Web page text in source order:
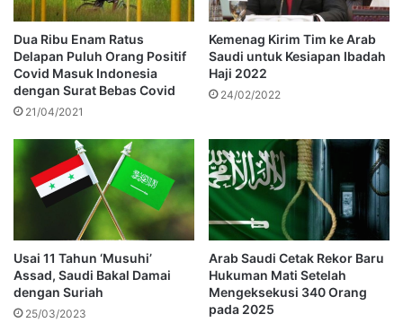
Dua Ribu Enam Ratus
Delapan Puluh Orang Positif
Covid Masuk Indonesia
dengan Surat Bebas Covid
21/04/2021
Kemenag Kirim Tim ke Arab
Saudi untuk Kesiapan Ibadah
Haji 2022
24/02/2022
Usai 11 Tahun ‘Musuhi’
Assad, Saudi Bakal Damai
dengan Suriah
25/03/2023
Arab Saudi Cetak Rekor Baru
Hukuman Mati Setelah
Mengeksekusi 340 Orang
pada 2025